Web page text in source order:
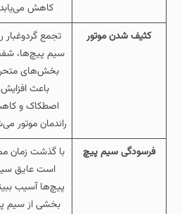
کاهش
کثیف شدن موتور
تجمع گردوغبار
سیم‌ پیچ‌ها،
بخش‌های
باعث افزایش
اصطکاک و
راندمان موتور
فرسودگی سیم‌ پیچ
با گذشت زمان
است عایق
پیچ‌ها آسیب
بخشی از سیم‌